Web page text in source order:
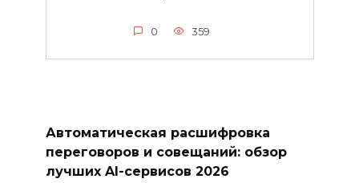
0 359
Автоматическая расшифровка
переговоров и совещаний: обзор
лучших AI-сервисов 2026